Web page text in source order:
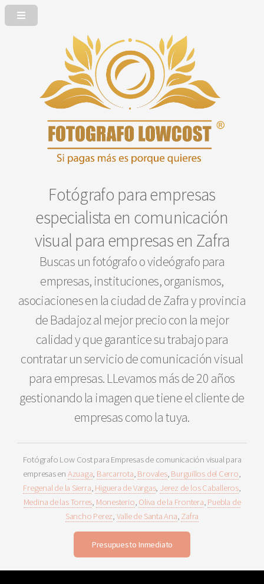
Fotógrafo para empresas
especialista en comunicación
visual para empresas en Zafra
Buscas un fotógrafo o videógrafo para
empresas, instituciones, organismos,
asociaciones en la ciudad de Zafra y provincia
de Badajoz al mejor precio con la mejor
calidad y que garantice su trabajo para
contratar un servicio de comunicación visual
para empresas. LLevamos más de 20 años
gestionando la imagen que tiene el cliente de
empresas como la tuya.
Fotógrafo Low Cost para Empresas de comunicación visual para
empresas en Azuaga, Barcarrota, Brovales, Burguillos del Cerro,
Fregenal de la Sierra, Higuera de Vargas, Jerez de los Caballeros,
Medina de las Torres, Monesterio, Oliva de la Frontera, Puebla de
Sancho Perez, Valle de Santa Ana, Zafra
Presupuesto Inmediato